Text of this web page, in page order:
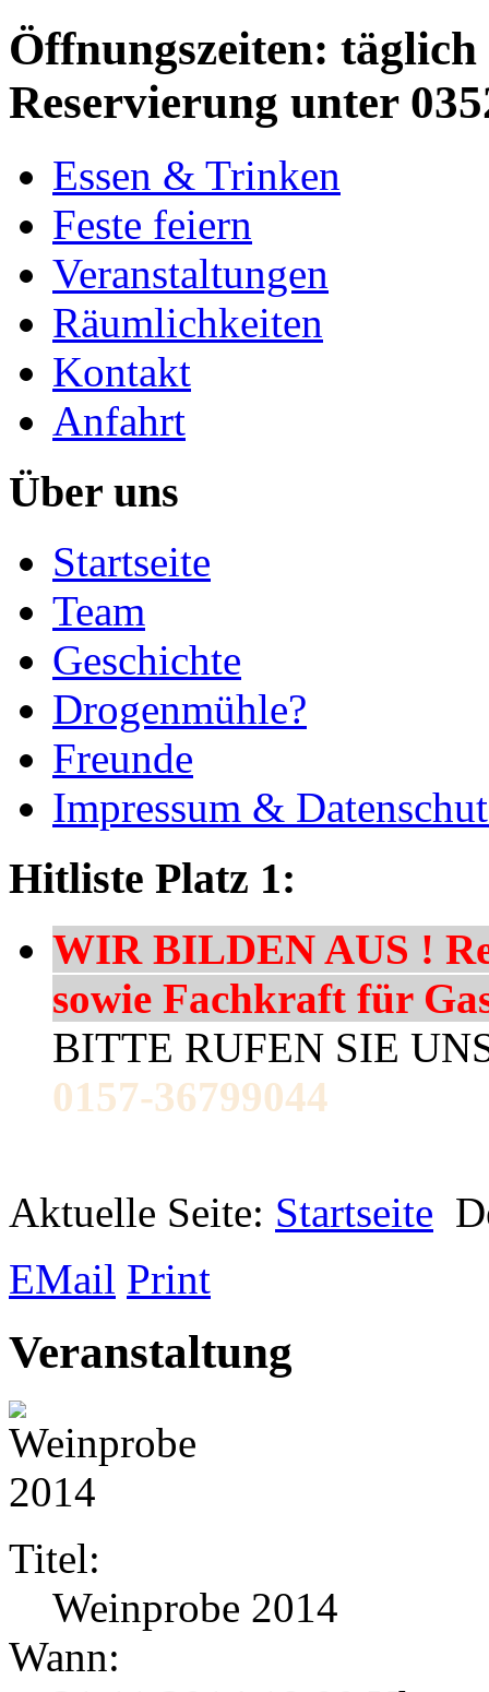
Öffnungszeiten: täglich
Reservierung unter
Essen & Trinken
Feste feiern
Veranstaltungen
Räumlichkeiten
Kontakt
Anfahrt
Über uns
Startseite
Team
Geschichte
Drogenmühle?
Freunde
Impressum &
Hitliste Platz 1:
WIR BILDEN AUS !
sowie Fachkraft für
BITTE RUFEN SIE
0157-36799044
Aktuelle Seite: Startseite
EMail Print
Veranstaltung
Titel:
Weinprobe 2014
Wann: